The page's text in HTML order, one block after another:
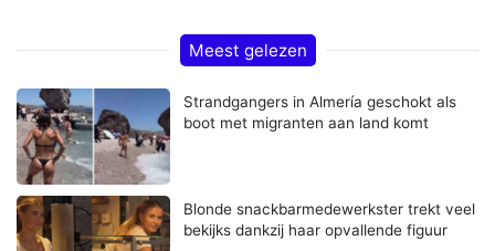
Meest gelezen
Strandgangers in Almería geschokt als
boot met migranten aan land komt
Blonde snackbarmedewerkster trekt veel
bekijks dankzij haar opvallende figuur